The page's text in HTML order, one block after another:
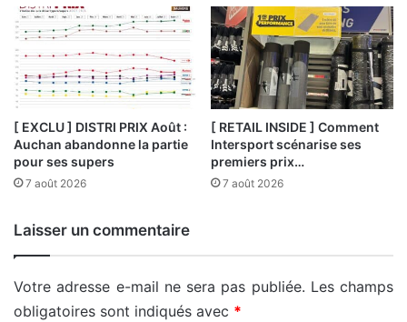
[ EXCLU ] DISTRI PRIX Août :
Auchan abandonne la partie
pour ses supers
7 août 2026
[ RETAIL INSIDE ] Comment
Intersport scénarise ses
premiers prix…
7 août 2026
Laisser un commentaire
Votre adresse e-mail ne sera pas publiée. Les champs
obligatoires sont indiqués avec *